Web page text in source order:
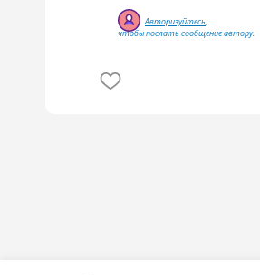
Авторизуйтесь,
чтобы послать сообщение автору.